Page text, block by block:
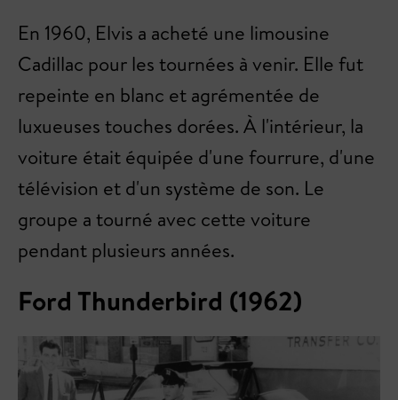
En 1960, Elvis a acheté une limousine
Cadillac pour les tournées à venir. Elle fut
repeinte en blanc et agrémentée de
luxueuses touches dorées. À l'intérieur, la
voiture était équipée d'une fourrure, d'une
télévision et d'un système de son. Le
groupe a tourné avec cette voiture
pendant plusieurs années.
Ford Thunderbird (1962)